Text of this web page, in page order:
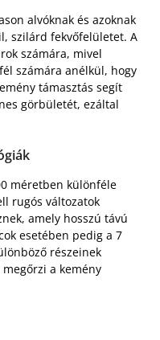
alvóknak és azoknak
szilárd fekvőfelületet. A
számára, mivel
számára anélkül, hogy
támasztás segít
görbületét, ezáltal
méretben különféle
rugós változatok
amely hosszú távú
esetében pedig a 7
részeinek
a kemény